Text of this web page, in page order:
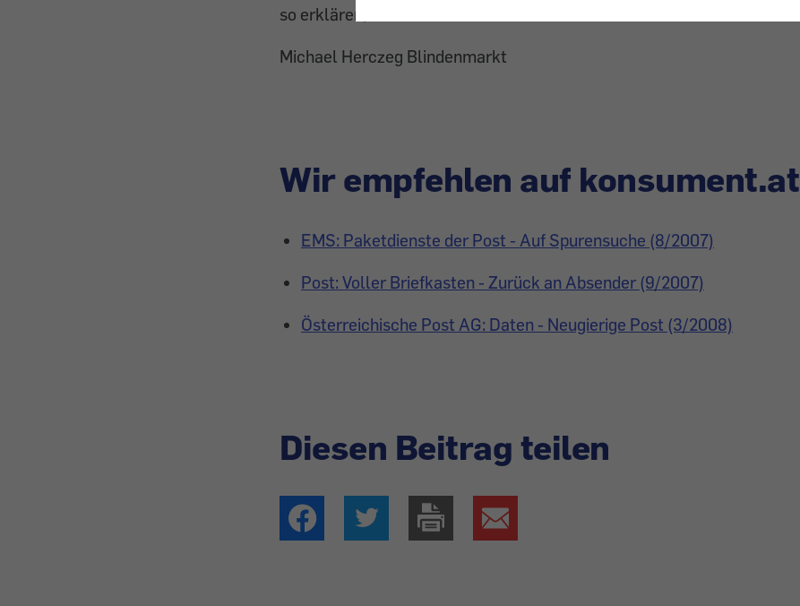
so erklären, dass man den Kunden von den Postfächern fernhalten will.
Michael Herczeg Blindenmarkt
Wir empfehlen auf konsument.at
EMS: Paketdienste der Post - Auf Spurensuche (8/2007)
Post: Voller Briefkasten - Zurück an Absender (9/2007)
Österreichische Post AG: Daten - Neugierige Post (3/2008)
Diesen Beitrag teilen